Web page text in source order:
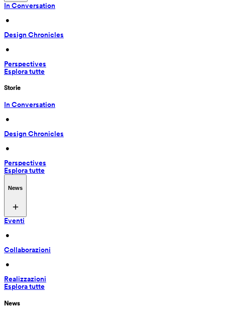
In Conversation
•
Design Chronicles
•
Perspectives
Esplora tutte
Storie
In Conversation
•
Design Chronicles
•
Perspectives
Esplora tutte
News
Eventi
•
Collaborazioni
•
Realizzazioni
Esplora tutte
News